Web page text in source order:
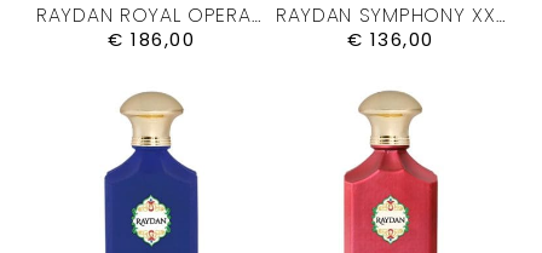
RAYDAN ROYAL OPERA – KVEPALAI 100ML.
€ 186,00
RAYDAN SYMPHONY XXIII – KVEPALAI 50ML
€ 136,00